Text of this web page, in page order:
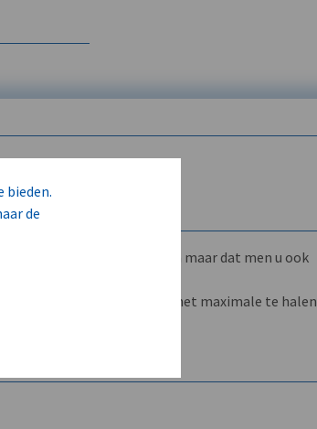
bieden.
de
community leren kennen maar dat men u ook
€72/mnd en dVO helpt u het maximale te halen